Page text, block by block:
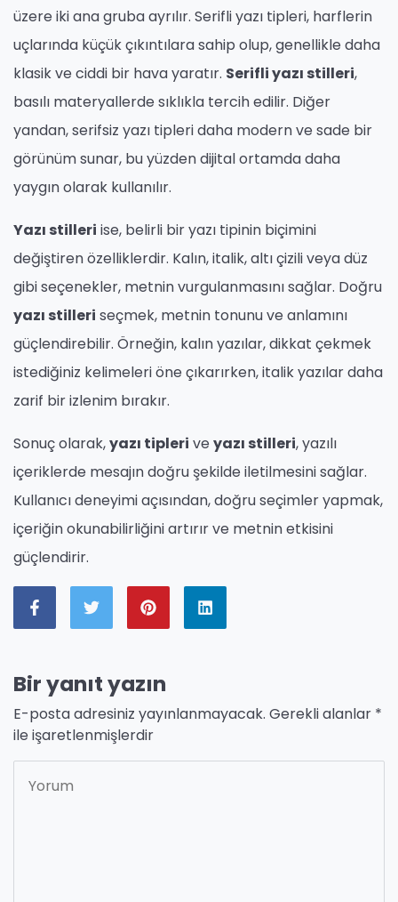
üzere iki ana gruba ayrılır. Serifli yazı tipleri, harflerin
uçlarında küçük çıkıntılara sahip olup, genellikle daha
klasik ve ciddi bir hava yaratır. Serifli yazı stilleri,
basılı materyallerde sıklıkla tercih edilir. Diğer
yandan, serifsiz yazı tipleri daha modern ve sade bir
görünüm sunar, bu yüzden dijital ortamda daha
yaygın olarak kullanılır.
Yazı stilleri ise, belirli bir yazı tipinin biçimini
değiştiren özelliklerdir. Kalın, italik, altı çizili veya düz
gibi seçenekler, metnin vurgulanmasını sağlar. Doğru
yazı stilleri seçmek, metnin tonunu ve anlamını
güçlendirebilir. Örneğin, kalın yazılar, dikkat çekmek
istediğiniz kelimeleri öne çıkarırken, italik yazılar daha
zarif bir izlenim bırakır.
Sonuç olarak,yazı tipleri ve yazı stilleri, yazılı
içeriklerde mesajın doğru şekilde iletilmesini sağlar.
Kullanıcı deneyimi açısından, doğru seçimler yapmak,
içeriğin okunabilirliğini artırır ve metnin etkisini
güçlendirir.
Bir yanıt yazın
E-posta adresiniz yayınlanmayacak. Gerekli alanlar *
ile işaretlenmişlerdir